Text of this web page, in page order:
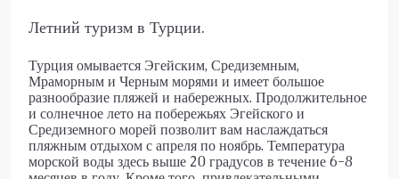
Летний туризм в Турции.
Турция омывается Эгейским, Средиземным,
Мраморным и Черным морями и имеет большое
разнообразие пляжей и набережных. Продолжительное
и солнечное лето на побережьях Эгейского и
Средиземного морей позволит вам наслаждаться
пляжным отдыхом с апреля по ноябрь. Температура
морской воды здесь выше 20 градусов в течение 6-8